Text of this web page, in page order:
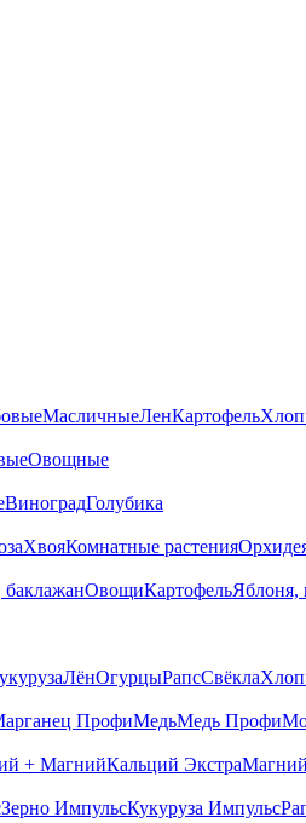
МасличныеЛенКартофель
Овощные
ВиноградГолубика
ХвояКомнатные растения
баклажанОвощиКартофельЯблоня,
ЛёнОгурцыРапсСвёкла
ПрофиМедьМедь Профи
+ МагнийКальций ЭкстраМагний
Зерно ИмпульсКукуруза Импульс